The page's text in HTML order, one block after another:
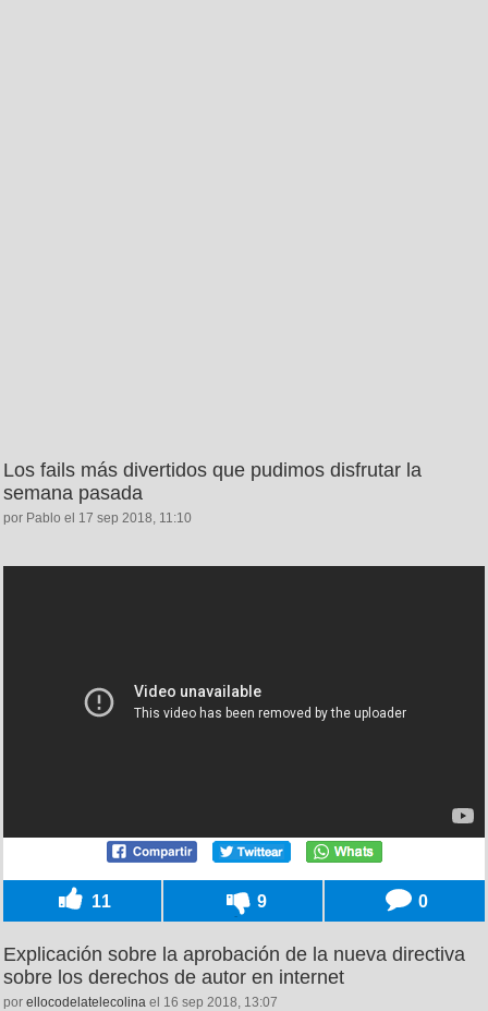
Los fails más divertidos que pudimos disfrutar la
semana pasada
por Pablo el 17 sep 2018, 11:10
11 9 0
Explicación sobre la aprobación de la nueva directiva
sobre los derechos de autor en internet
por ellocodelatelecolina el 16 sep 2018, 13:07